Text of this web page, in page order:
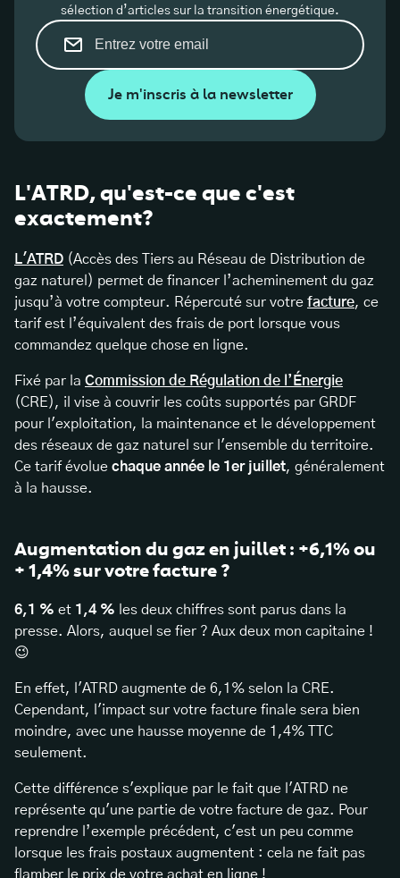
sélection d’articles sur la transition énergétique.
Je m'inscris à la newsletter
L'ATRD, qu'est-ce que c'est
exactement?
L'ATRD (Accès des Tiers au Réseau de Distribution de
gaz naturel) permet de financer l’acheminement du gaz
jusqu’à votre compteur. Répercuté sur votre facture, ce
tarif est l’équivalent des frais de port lorsque vous
commandez quelque chose en ligne.
Fixé par la Commission de Régulation de l’Énergie
(CRE), il vise à couvrir les coûts supportés par GRDF
pour l'exploitation, la maintenance et le développement
des réseaux de gaz naturel sur l'ensemble du territoire.
Ce tarif évolue chaque année le 1er juillet, généralement
à la hausse.
Augmentation du gaz en juillet : +6,1% ou
+ 1,4% sur votre facture ?
6,1 % et 1,4 % les deux chiffres sont parus dans la
presse. Alors, auquel se fier ? Aux deux mon capitaine !
😉
En effet, l'ATRD augmente de 6,1% selon la CRE.
Cependant, l'impact sur votre facture finale sera bien
moindre, avec une hausse moyenne de 1,4% TTC
seulement.
Cette différence s'explique par le fait que l'ATRD ne
représente qu'une partie de votre facture de gaz. Pour
reprendre l’exemple précédent, c'est un peu comme
lorsque les frais postaux augmentent : cela ne fait pas
flamber le prix de votre achat en ligne !